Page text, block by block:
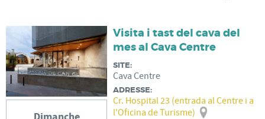
Visita i tast del cava del
mes al Cava Centre
SITE:
Cava Centre
ADRESSE:
Cr. Hospital 23 (entrada al Centre i a
l'Oficina de Turisme)